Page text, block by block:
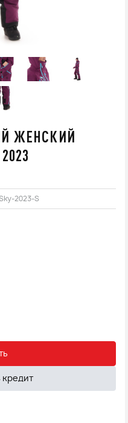
ЖЕНСКИЙ
2023-S
кредит